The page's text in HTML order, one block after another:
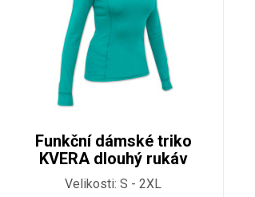
Funkční dámské triko
KVERA dlouhý rukáv
660
Velikosti: S - 2XL